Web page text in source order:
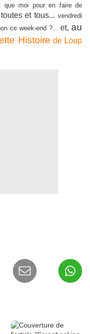
que moi pour en faire de
et tous... vendredi
ce week-end ?... et, au
Histoire de Loup